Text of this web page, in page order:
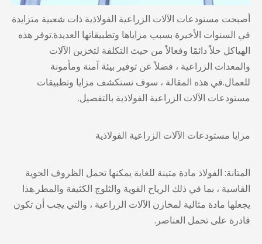
أصبحت مستودعات الآلات الزراعية الفولاذية ذات شعبية متزايدة
في السنوات الأخيرة بسبب مزاياها وتطبيقاتها العديدة.توفر هذه
الهياكل حلاً دائمًا وفعالاً من حيث التكلفة لتخزين الآلات
والمعدات الزراعية ، فضلاً عن توفير بيئة آمنة ومأمونة
للعمال.في هذه المقالة ، سوف نستكشف مزايا وتطبيقات
مستودعات الآلات الزراعية الفولاذية بالتفصيل.
مزايا مستودعات الآلات الزراعية الفولاذية
المتانة: الفولاذ مادة متينة للغاية يمكنها تحمل الظروف الجوية
القاسية ، بما في ذلك الرياح القوية والثلوج الكثيفة والمطر.هذا
يجعلها مادة مثالية لمخازن الآلات الزراعية ، والتي يجب أن تكون
قادرة على تحمل العناصر.